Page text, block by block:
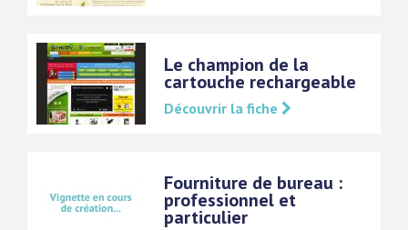
Le champion de la
cartouche rechargeable
Découvrir la fiche
Fourniture de bureau :
professionnel et
particulier